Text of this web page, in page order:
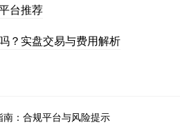
台推荐
？实盘交易与费用解析
：合规平台与风险提示